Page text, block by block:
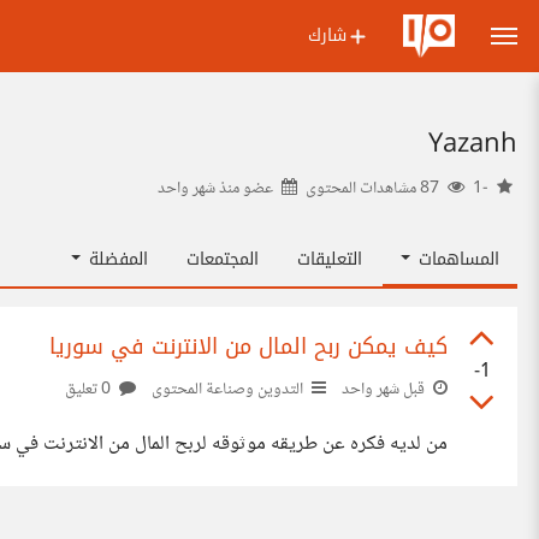
شارك
Yazanh
-1 عضو منذشهر واحد
المساهمات التعليقات المجتمعات المفضلة
-1
كيف يمكن ربح المال من الانترنت في سوريا
قبل شهر واحد التدوين وصناعة المحتوى
من لديه فكره عن طريقه موثوقه لربح المال من الانترنت في